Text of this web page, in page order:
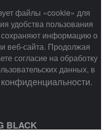
файлы «cookie» для
удобства пользования
информацию о
веб-сайта. Продолжая
согласие на обработку
данных, в
.
BLACK